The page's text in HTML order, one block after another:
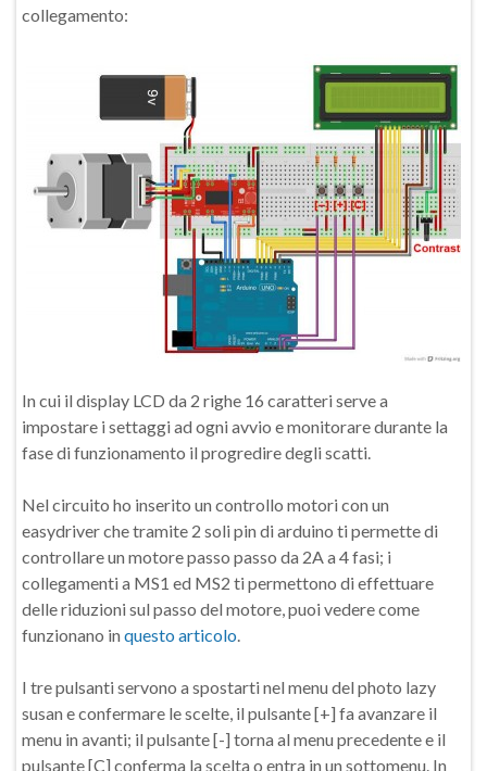
collegamento:
In cui il display LCD da 2 righe 16 caratteri serve a
impostare i settaggi ad ogni avvio e monitorare durante la
fase di funzionamento il progredire degli scatti.
Nel circuito ho inserito un controllo motori con un
easydriver che tramite 2 soli pin di arduino ti permette di
controllare un motore passo passo da 2A a 4 fasi; i
collegamenti a MS1 ed MS2 ti permettono di effettuare
delle riduzioni sul passo del motore, puoi vedere come
funzionano in questo articolo.
I tre pulsanti servono a spostarti nel menu del photo lazy
susan e confermare le scelte, il pulsante [+] fa avanzare il
menu in avanti; il pulsante [-] torna al menu precedente e il
pulsante [C] conferma la scelta o entra in un sottomenu. In